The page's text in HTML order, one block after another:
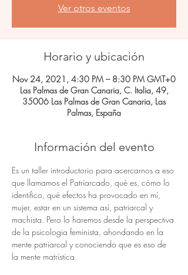
Ver otros eventos
Horario y ubicación
Nov 24, 2021, 4:30 PM – 8:30 PM GMT+0
Las Palmas de Gran Canaria, C. Italia, 49,
35006 Las Palmas de Gran Canaria, Las
Palmas, España
Información del evento
Es un taller introductorio para acercarnos a eso
que llamamos el Patriarcado, qué es, cómo lo
identifico, qué efectos ha provocado en mí,
mujer, estar en un sistema así, patriarcal y
machista. Pero lo haremos desde la perspectiva
de la psicologia feminista, ahondando en la
mente patriarcal y conociendo que es eso de
la mente matrística.